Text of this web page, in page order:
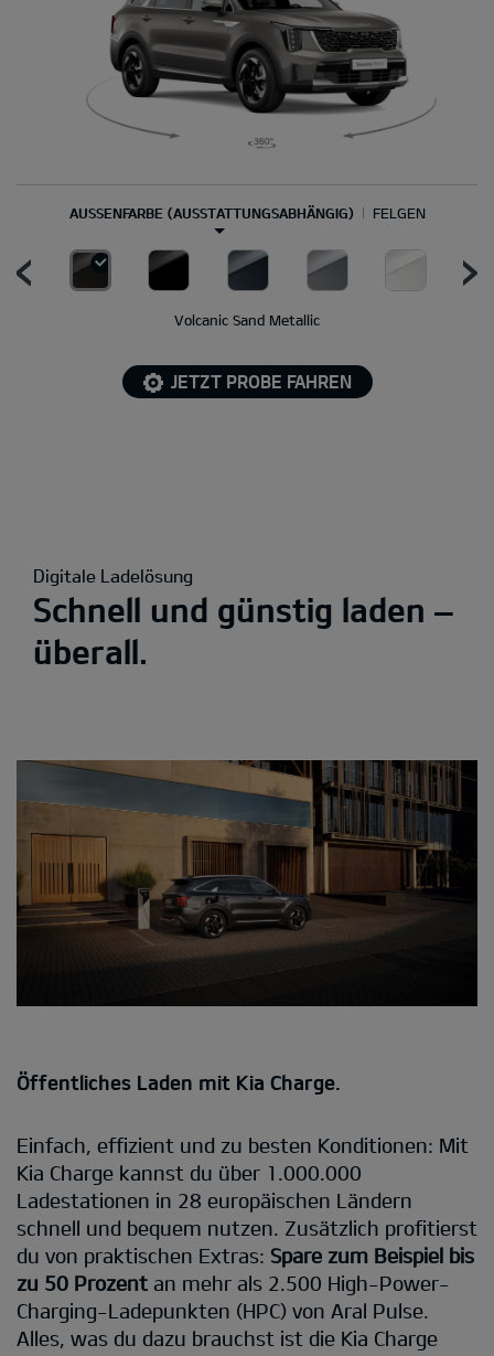
AUSSENFARBE (AUSSTATTUNGSABHÄNGIG) FELGEN
Volcanic Sand Metallic
JETZT PROBE FAHREN
Digitale Ladelösung
Schnell und günstig laden –
überall.
Öffentliches Laden mit Kia Charge.
Einfach, effizient und zu besten Konditionen: Mit
Kia Charge kannst du über 1.000.000
Ladestationen in 28 europäischen Ländern
schnell und bequem nutzen. Zusätzlich profitierst
du von praktischen Extras: Spare zum Beispiel bis
zu 50 Prozent an mehr als 2.500 High-Power-
Charging-Ladepunkten (HPC) von Aral Pulse.
Alles, was du dazu brauchst ist die Kia Charge